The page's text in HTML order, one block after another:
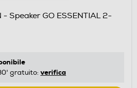
- Speaker GO ESSENTIAL 2-
gratuito: verifica